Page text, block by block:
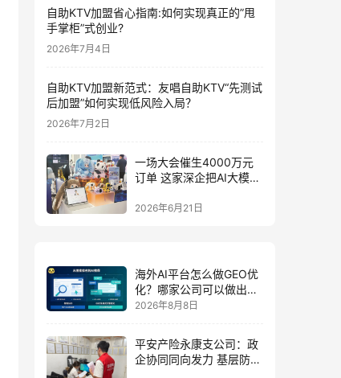
自助KTV加盟省心指南:如何实现真正的”甩
手掌柜”式创业?
2026年7月4日
自助KTV加盟新范式：友唱自助KTV“先测试
后加盟”如何实现低风险入局？
2026年7月2日
一场大会催生4000万元
订单 这家深企把AI大模型
2026年6月21日
海外AI平台怎么做GEO优
化？哪家公司可以做出海
AI优化排名获客？
2026年8月8日
平安产险永康支公司：政
企协同同向发力 基层防控